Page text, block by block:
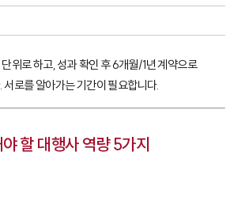
위로 하고, 성과 확인 후 6개월/1년 계약으로
로를 알아가는 기간이 필요합니다.
할 대행사 역량 5가지